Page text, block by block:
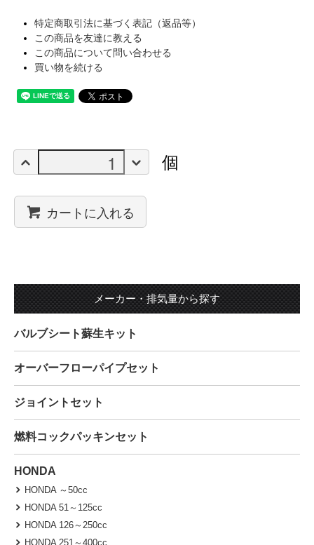
特定商取引法に基づく表記（返品等）
この商品を友達に教える
この商品について問い合わせる
買い物を続ける
個
カートに入れる
メーカー・排気量から探す
バルブシート蘇生キット
オーバーフローパイプセット
ジョイントセット
燃料コックパッキンセット
HONDA
HONDA ～50cc
HONDA 51～125cc
HONDA 126～250cc
HONDA 251～400cc